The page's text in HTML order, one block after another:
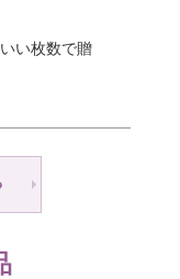
い枚数で贈